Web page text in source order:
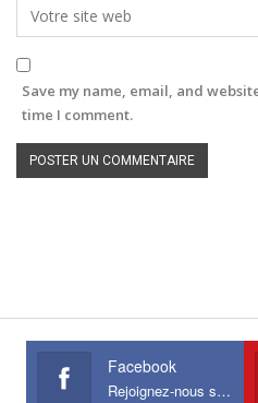
Save my name, email, and
time I comment.
Facebook
Rejoignez-nous sur Facebook